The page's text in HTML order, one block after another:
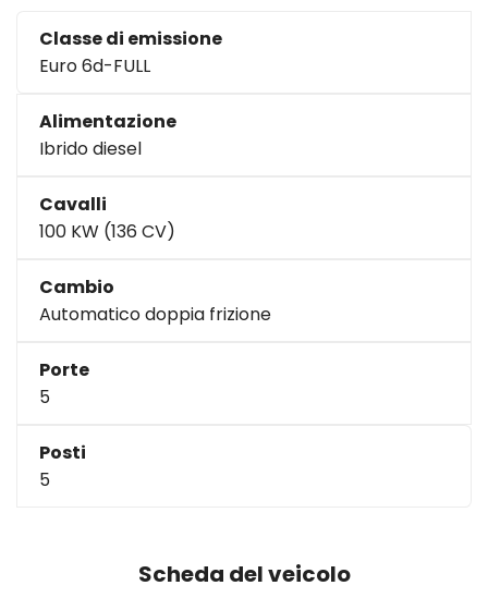
Classe di emissione
Euro 6d-FULL
Alimentazione
Ibrido diesel
Cavalli
100 KW (136 CV)
Cambio
Automatico doppia frizione
Porte
5
Posti
5
Scheda del veicolo